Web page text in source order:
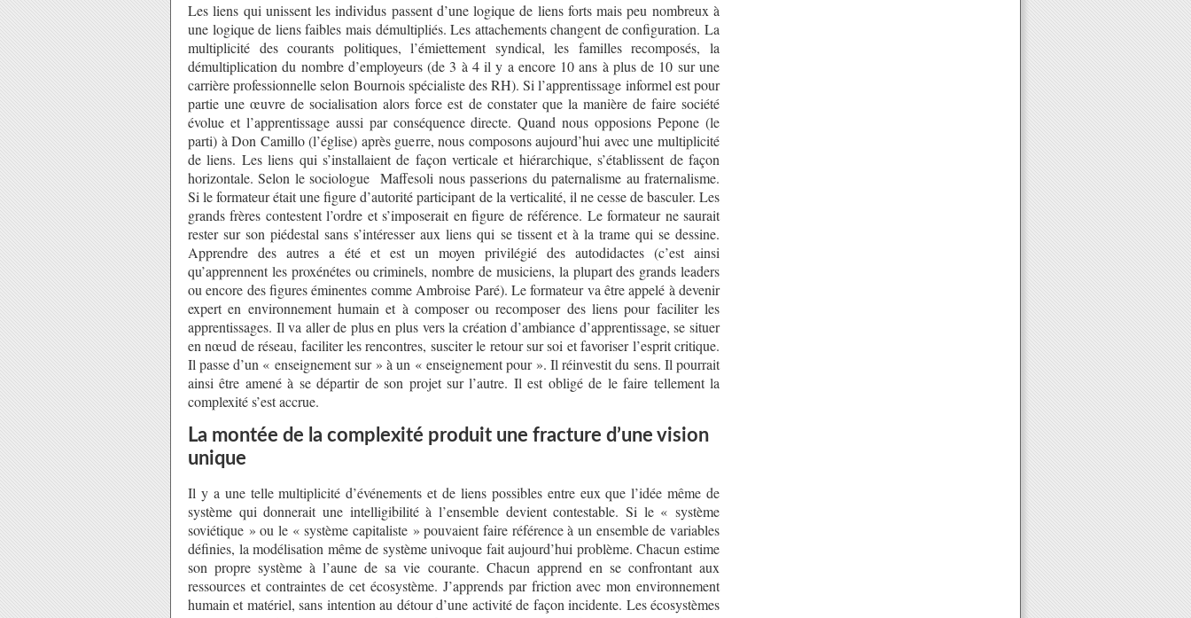
Les liens qui unissent les individus passent d’une logique de liens forts mais peu nombreux à
une logique de liens faibles mais démultipliés. Les attachements changent de configuration. La
multiplicité des courants politiques, l’émiettement syndical, les familles recomposés, la
démultiplication du nombre d’employeurs (de 3 à 4 il y a encore 10 ans à plus de 10 sur une
carrière professionnelle selon Bournois spécialiste des RH). Si l’apprentissage informel est pour
partie une œuvre de socialisation alors force est de constater que la manière de faire société
évolue et l’apprentissage aussi par conséquence directe. Quand nous opposions Pepone (le
parti) à Don Camillo (l’église) après guerre, nous composons aujourd’hui avec une multiplicité
de liens. Les liens qui s’installaient de façon verticale et hiérarchique, s’établissent de façon
horizontale. Selon le sociologue Maffesoli nous passerions du paternalisme au fraternalisme.
Si le formateur était une figure d’autorité participant de la verticalité, il ne cesse de basculer. Les
grands frères contestent l’ordre et s’imposerait en figure de référence. Le formateur ne saurait
rester sur son piédestal sans s’intéresser aux liens qui se tissent et à la trame qui se dessine.
Apprendre des autres a été et est un moyen privilégié des autodidactes (c’est ainsi
qu’apprennent les proxénétes ou criminels, nombre de musiciens, la plupart des grands leaders
ou encore des figures éminentes comme Ambroise Paré). Le formateur va être appelé à devenir
expert en environnement humain et à composer ou recomposer des liens pour faciliter les
apprentissages. Il va aller de plus en plus vers la création d’ambiance d’apprentissage, se situer
en nœud de réseau, faciliter les rencontres, susciter le retour sur soi et favoriser l’esprit critique.
Il passe d’un « enseignement sur » à un « enseignement pour ». Il réinvestit du sens. Il pourrait
ainsi être amené à se départir de son projet sur l’autre. Il est obligé de le faire tellement la
complexité s’est accrue.
La montée de la complexité produit une fracture d’une vision
unique
Il y a une telle multiplicité d’événements et de liens possibles entre eux que l’idée même de
système qui donnerait une intelligibilité à l’ensemble devient contestable. Si le « système
soviétique » ou le « système capitaliste » pouvaient faire référence à un ensemble de variables
définies, la modélisation même de système univoque fait aujourd’hui problème. Chacun estime
son propre système à l’aune de sa vie courante. Chacun apprend en se confrontant aux
ressources et contraintes de cet écosystème. J’apprends par friction avec mon environnement
humain et matériel, sans intention au détour d’une activité de façon incidente. Les écosystèmes